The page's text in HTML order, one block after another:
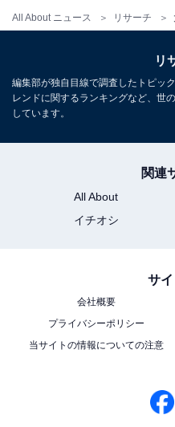
All About ニュース リサーチ
リ
編集部が独自目線で調査したトピッ
レンドに関するランキングなど、世
しています。
関連
All About
イチオシ
サ
会社概要
プライバシーポリシー
当サイトの情報についての注意